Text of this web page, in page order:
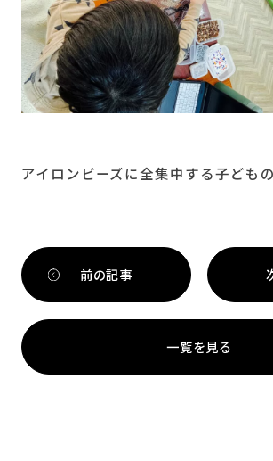
アイロンビーズに全集中する子ども
前の記事
一覧を見る